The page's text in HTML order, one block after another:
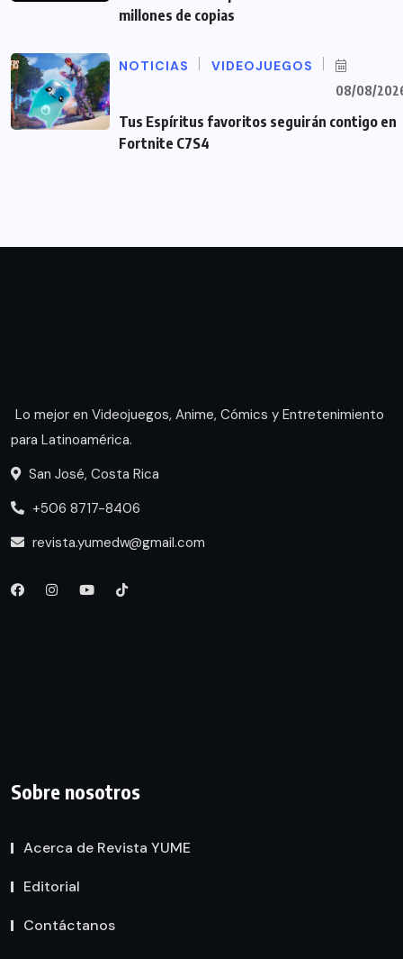
millones de copias
NOTICIAS VIDEOJUEGOS
08/08/
Tus Espíritus favoritos seguirán contigo en
Fortnite C7S4
Lo mejor en Videojuegos, Anime, Cómics y Entretenimiento
para Latinoamérica.
San José, Costa Rica
+506 8717-8406
revista.yumedw@gmail.com
Sobre nosotros
Acerca de Revista YUME
Editorial
Contáctanos